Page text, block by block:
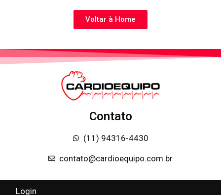
Voltar à Home
Contato
(11) 94316-4430
contato@cardioequipo.com.br
Login